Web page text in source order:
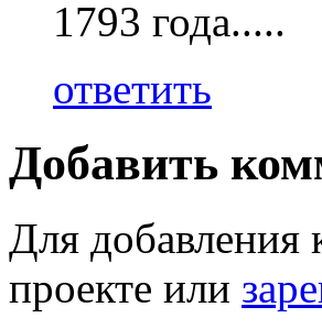
1793 года.....
ответить
Добавить
Для добавления
проекте или